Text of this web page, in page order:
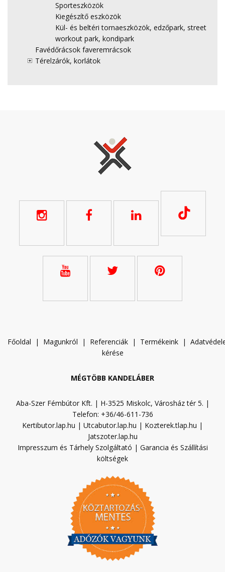
Sporteszközök
Kiegészítő eszközök
Kül- és beltéri tornaeszközök, edzőpark, street
workout park, kondipark
Favédőrácsok faveremrácsok
Térelzárók, korlátok
Főoldal | Magunkról | Referenciák | Termékeink | A
kérése
MÉGTÖBB KANDELÁBER
Aba-Szer Fémbútor Kft. | H-3525 Miskolc, Városház tér 5. |
Telefon: +36/46-611-736
Kertibutor.lap.hu | Utcabutor.lap.hu | Kozterek.tlap.hu |
Jatszoter.lap.hu
Impresszum és Tárhely Szolgáltató | Garancia és Szállítási
költségek